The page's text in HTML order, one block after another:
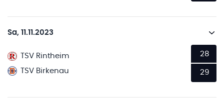
Sa, 11.11.2023
TSV Rintheim
TSV Birkenau
28
29